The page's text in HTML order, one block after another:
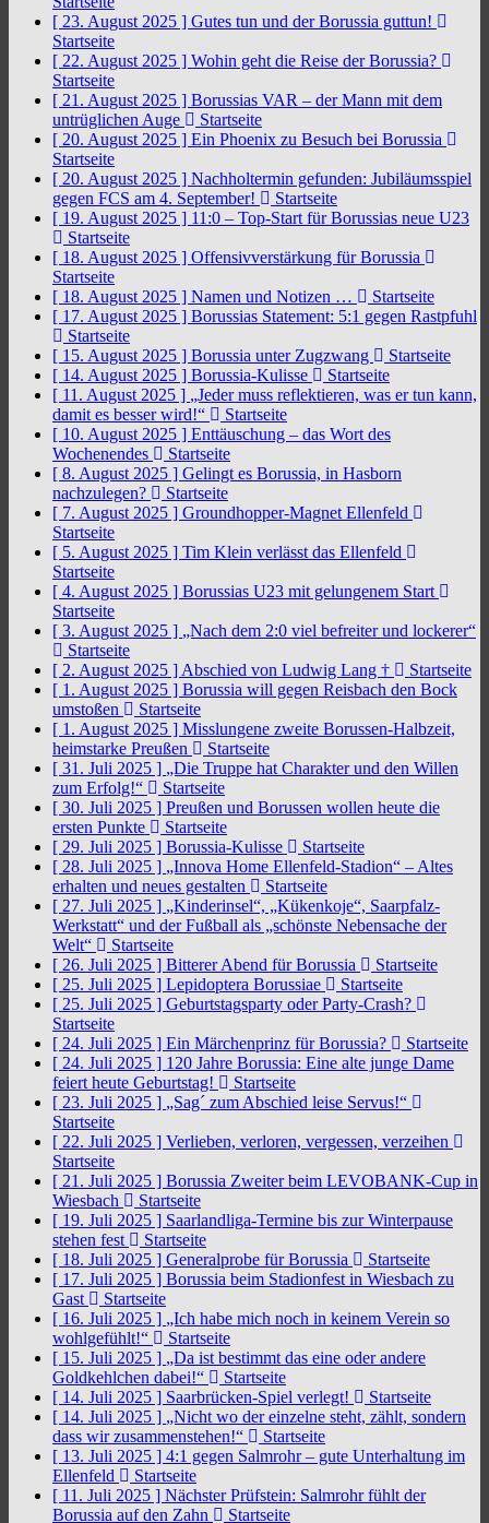
[ 23. August 2025 ] Gutes tun und der Borussia guttun!
Startseite
[ 22. August 2025 ] Wohin geht die Reise der Borussia?
Startseite
[ 21. August 2025 ] Borussias VAR – der Mann mit dem
untrüglichen Auge
Startseite
[ 20. August 2025 ] Ein Phoenix zu Besuch bei Borussia
Startseite
[ 20. August 2025 ] Nachholtermin gefunden: Jubiläumsspiel
gegen FCS am 4. September!
Startseite
[ 19. August 2025 ] 11:0 – Top-Start für Borussias neue U23
Startseite
[ 18. August 2025 ] Offensivverstärkung für Borussia
Startseite
[ 18. August 2025 ] Namen und Notizen …
Startseite
[ 17. August 2025 ] Borussias Statement: 5:1 gegen Rastpfuhl
Startseite
[ 15. August 2025 ] Borussia unter Zugzwang
Startseite
[ 14. August 2025 ] Borussia-Kulisse
Startseite
[ 11. August 2025 ] „Jeder muss reflektieren, was er tun kann,
damit es besser wird!“
Startseite
[ 10. August 2025 ] Enttäuschung – das Wort des
Wochenendes
Startseite
[ 8. August 2025 ] Gelingt es Borussia, in Hasborn
nachzulegen?
Startseite
[ 7. August 2025 ] Groundhopper-Magnet Ellenfeld
Startseite
[ 5. August 2025 ] Tim Klein verlässt das Ellenfeld
Startseite
[ 4. August 2025 ] Borussias U23 mit gelungenem Start
Startseite
[ 3. August 2025 ] „Nach dem 2:0 viel befreiter und lockerer“
Startseite
[ 2. August 2025 ] Abschied von Ludwig Lang †
Startseite
[ 1. August 2025 ] Borussia will gegen Reisbach den Bock
umstoßen
Startseite
[ 1. August 2025 ] Misslungene zweite Borussen-Halbzeit,
heimstarke Preußen
Startseite
[ 31. Juli 2025 ] „Die Truppe hat Charakter und den Willen
zum Erfolg!“
Startseite
[ 30. Juli 2025 ] Preußen und Borussen wollen heute die
ersten Punkte
Startseite
[ 29. Juli 2025 ] Borussia-Kulisse
Startseite
[ 28. Juli 2025 ] „Innova Home Ellenfeld-Stadion“ – Altes
erhalten und neues gestalten
Startseite
[ 27. Juli 2025 ] „Kinderinsel“, „Kükenkoje“, Saarpfalz-
Werkstatt“ und der Fußball als „schönste Nebensache der
Welt“
Startseite
[ 26. Juli 2025 ] Bitterer Abend für Borussia
Startseite
[ 25. Juli 2025 ] Lepidoptera Borussiae
Startseite
[ 25. Juli 2025 ] Geburtstagsparty oder Party-Crash?
Startseite
[ 24. Juli 2025 ] Ein Märchenprinz für Borussia?
Startseite
[ 24. Juli 2025 ] 120 Jahre Borussia: Eine alte junge Dame
feiert heute Geburtstag!
Startseite
[ 23. Juli 2025 ] „Sag´ zum Abschied leise Servus!“
Startseite
[ 22. Juli 2025 ] Verlieben, verloren, vergessen, verzeihen
Startseite
[ 21. Juli 2025 ] Borussia Zweiter beim LEVOBANK-Cup in
Wiesbach
Startseite
[ 19. Juli 2025 ] Saarlandliga-Termine bis zur Winterpause
stehen fest
Startseite
[ 18. Juli 2025 ] Generalprobe für Borussia
Startseite
[ 17. Juli 2025 ] Borussia beim Stadionfest in Wiesbach zu
Gast
Startseite
[ 16. Juli 2025 ] „Ich habe mich noch in keinem Verein so
wohlgefühlt!“
Startseite
[ 15. Juli 2025 ] „Da ist bestimmt das eine oder andere
Goldkehlchen dabei!“
Startseite
[ 14. Juli 2025 ] Saarbrücken-Spiel verlegt!
Startseite
[ 14. Juli 2025 ] „Nicht wo der einzelne steht, zählt, sondern
dass wir zusammenstehen!“
Startseite
[ 13. Juli 2025 ] 4:1 gegen Salmrohr – gute Unterhaltung im
Ellenfeld
Startseite
[ 11. Juli 2025 ] Nächster Prüfstein: Salmrohr fühlt der
Borussia auf den Zahn
Startseite